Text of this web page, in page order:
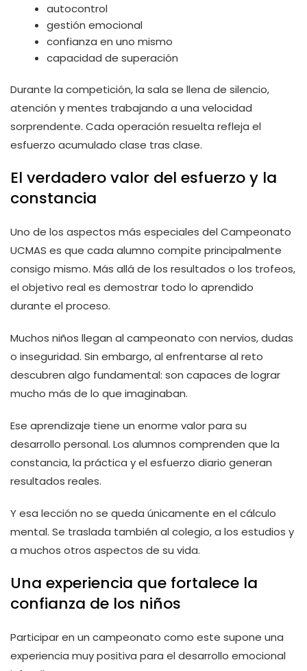
autocontrol
gestión emocional
confianza en uno mismo
capacidad de superación
Durante la competición, la sala se llena de silencio,
atención y mentes trabajando a una velocidad
sorprendente. Cada operación resuelta refleja el
esfuerzo acumulado clase tras clase.
El verdadero valor del esfuerzo y la
constancia
Uno de los aspectos más especiales del Campeonato
UCMAS es que cada alumno compite principalmente
consigo mismo. Más allá de los resultados o los trofeos,
el objetivo real es demostrar todo lo aprendido
durante el proceso.
Muchos niños llegan al campeonato con nervios, dudas
o inseguridad. Sin embargo, al enfrentarse al reto
descubren algo fundamental: son capaces de lograr
mucho más de lo que imaginaban.
Ese aprendizaje tiene un enorme valor para su
desarrollo personal. Los alumnos comprenden que la
constancia, la práctica y el esfuerzo diario generan
resultados reales.
Y esa lección no se queda únicamente en el cálculo
mental. Se traslada también al colegio, a los estudios y
a muchos otros aspectos de su vida.
Una experiencia que fortalece la
confianza de los niños
Participar en un campeonato como este supone una
experiencia muy positiva para el desarrollo emocional